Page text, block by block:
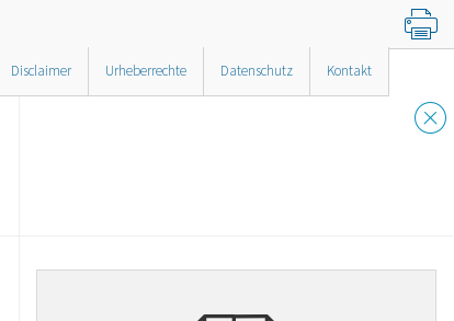
Disclaimer Urheberrechte Datenschutz Kontakt